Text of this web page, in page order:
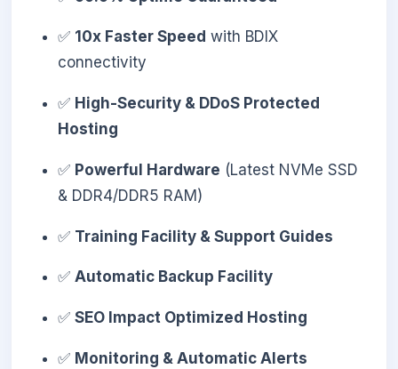
✅ 10x Faster Speed with BDIX
connectivity
✅ High-Security & DDoS Protected
Hosting
✅ Powerful Hardware (Latest NVMe SSD
& DDR4/DDR5 RAM)
✅ Training Facility & Support Guides
✅ Automatic Backup Facility
✅ SEO Impact Optimized Hosting
✅ Monitoring & Automatic Alerts